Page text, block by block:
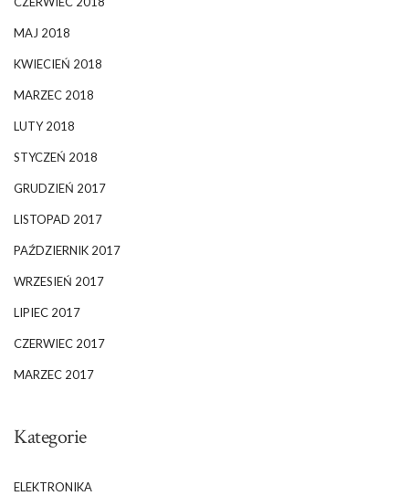
MAJ 2018
KWIECIEŃ 2018
MARZEC 2018
LUTY 2018
STYCZEŃ 2018
GRUDZIEŃ 2017
LISTOPAD 2017
PAŹDZIERNIK 2017
WRZESIEŃ 2017
LIPIEC 2017
CZERWIEC 2017
MARZEC 2017
Kategorie
ELEKTRONIKA